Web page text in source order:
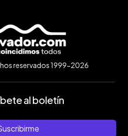
reservados 1999-2026
al boletín